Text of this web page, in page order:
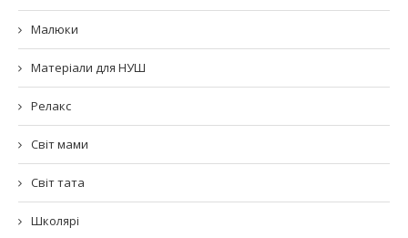
Малюки
Матеріали для НУШ
Релакс
Світ мами
Світ тата
Школярі